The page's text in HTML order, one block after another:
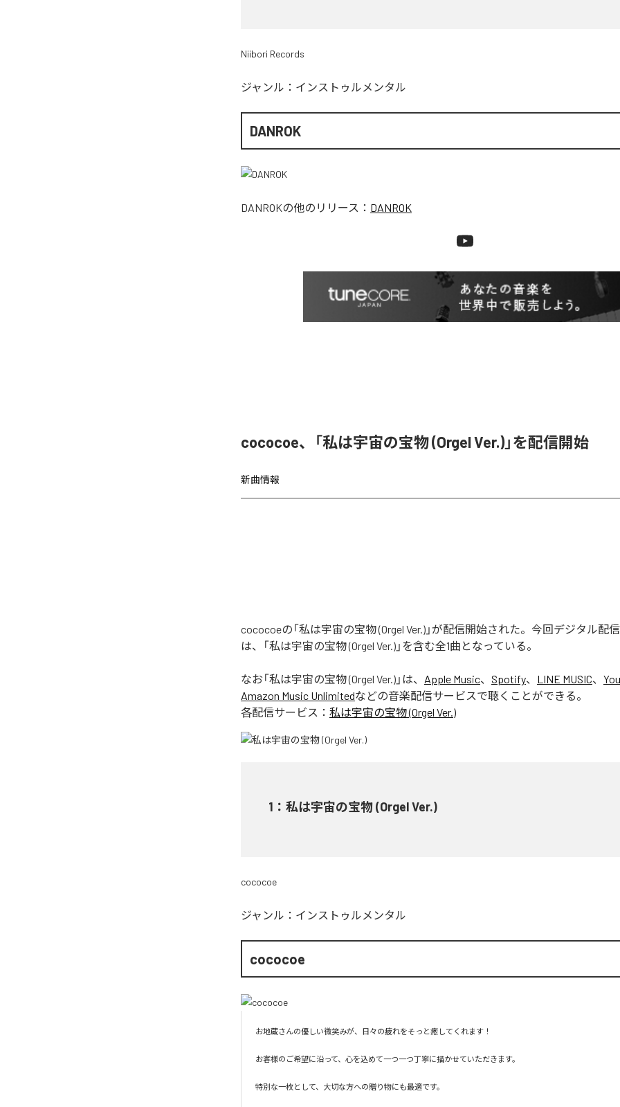
Niibori Records
ジャンル： インストゥルメンタル
DANROK
DANROKの他のリリース： DANROK
cococoe、「私は宇宙の宝物 (Orgel Ver.)」を配信開始
新曲情報
cococoeの「私は宇宙の宝物 (Orgel Ver.)」が配信開始された。今回デジタル配
は、「私は宇宙の宝物 (Orgel Ver.)」を含む全1曲となっている。
なお「私は宇宙の宝物 (Orgel Ver.) 」は、 Apple Music、 Spotify、 LINE MUSIC、
Amazon Music Unlimitedなどの音楽配信サービスで聴くことができる。
各配信サービス： 私は宇宙の宝物 (Orgel Ver.)
1 ： 私は宇宙の宝物 (Orgel Ver.)
cococoe
ジャンル： インストゥルメンタル
cococoe
お地蔵さんの優しい微笑みが、日々の疲れをそっと癒してくれます！
お客様のご希望に沿って、心を込めて一つ一つ丁寧に描かせていただきます。
特別な一枚として、大切な方への贈り物にも最適です。